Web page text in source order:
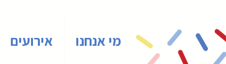
מי אנחנו אירועים